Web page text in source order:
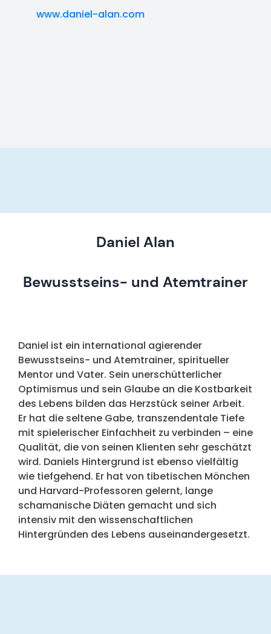
www.daniel-alan.com
Daniel Alan
Bewusstseins- und Atemtrainer
Daniel ist ein international agierender
Bewusstseins- und Atemtrainer, spiritueller
Mentor und Vater. Sein unerschütterlicher
Optimismus und sein Glaube an die Kostbarkeit
des Lebens bilden das Herzstück seiner Arbeit.
Er hat die seltene Gabe, transzendentale Tiefe
mit spielerischer Einfachheit zu verbinden – eine
Qualität, die von seinen Klienten sehr geschätzt
wird. Daniels Hintergrund ist ebenso vielfältig
wie tiefgehend. Er hat von tibetischen Mönchen
und Harvard-Professoren gelernt, lange
schamanische Diäten gemacht und sich
intensiv mit den wissenschaftlichen
Hintergründen des Lebens auseinandergesetzt.